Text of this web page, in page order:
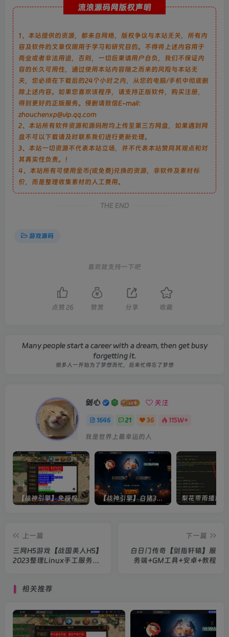
流浪源码网版权声明
1、本站提供的资源，都来自网络，版权争议与本站无关，所有内
容及软件的文章仅限用于学习和研究目的。不得将上述内容用于
商业或者非法用途，否则，一切后果请用户自负，我们不保证内
容的长久可用性，通过使用本站内容随之而来的风险与本站无
关，您必须在下载后的24个小时之内，从您的电脑/手机中彻底删
除上述内容。如果您喜欢该程序，请支持正版软件，购买注册，
得到更好的正版服务。侵删请致信E-mail：
zhouchenxp@vip.qq.com
2、本站所有软件资源和源码附均上传至第三方网盘，如果遇到网
盘不可以下载请及时联系我们进行更新处理。
3、本站一切资源不代表本站立场，并不代表本站赞同其观点和对
其真实性负责。！
4、本站所有可使用金币(或免费)兑换的资源，非软件及素材标
价，而是整理收集素材的人工费用。
THE END
游戏源码
喜欢就支持一下吧
点赞 26 赞赏 分享 收藏
Many people start a career with a dream, then get busy
forgetting it.
很多人一开始为了梦想而忙，后来忙得忘了梦想
剑心 关注
1646 21 36 115W+
我是世界上最幸运的人
【战神引擎】免授权-原生 [全屏自动拾取] 插件 + 配置教程（更新修复版，具体自测） 【战神引擎】白猪3-流浪战神3神技8大陆全屏拾取版特色服务端+生肖+转生+秘境+神魔+双端+教程(更新眼神拾取)
上一篇
三网H5游戏【战国美人H5】
2023整理Linux手工服务端
下一篇
白日门传奇【剑指轩辕】服
务端+GM工具+安卓+教程
相关推荐